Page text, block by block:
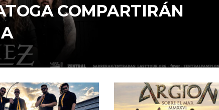
COMPARTIRÁN